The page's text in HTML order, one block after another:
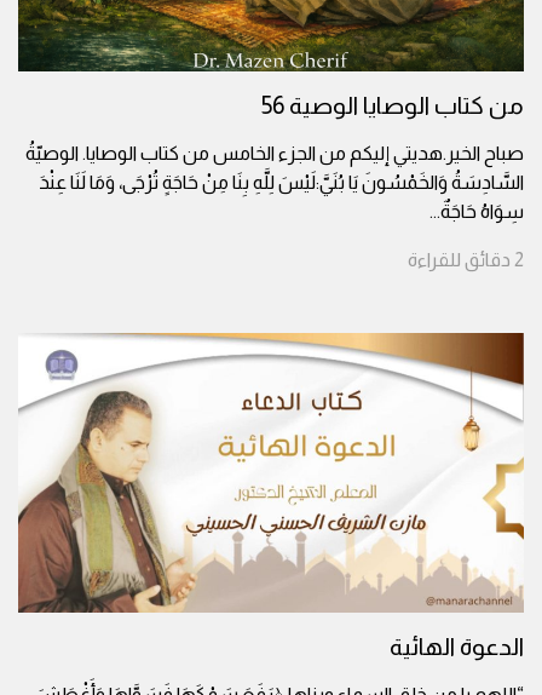
من كتاب الوصايا الوصية 56
صباح الخير.هديتي إليكم من الجزء الخامس من كتاب الوصايا. الوصيّةُ
السَّادِسَةُ وَالخَمْسُونَ يَا بُنَيَّ:لَيْسَ لِلَّهِ بِنَا مِنْ حَاجَةٍ تُرْجَى، وَمَا لَنَا عِنْدَ
سِوَاهُ حَاجَةٌ...
2 دقائق للقراءة
الدعوة الهائية